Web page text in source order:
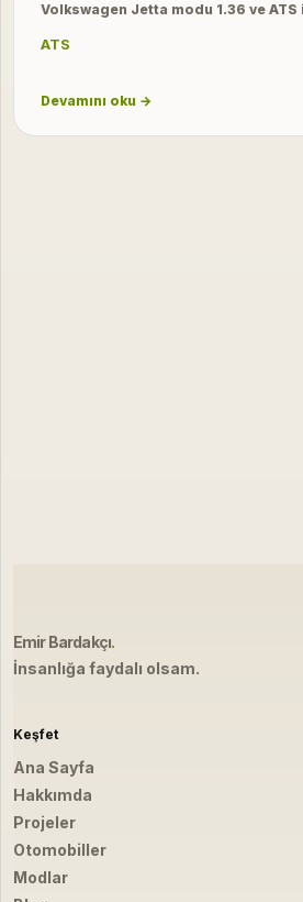
Volkswagen Jetta modu 1.36 ve
ATS
Devamını oku →
Emir Bardakçı.
İnsanlığa faydalı olsam.
Keşfet
Ana Sayfa
Hakkımda
Projeler
Otomobiller
Modlar